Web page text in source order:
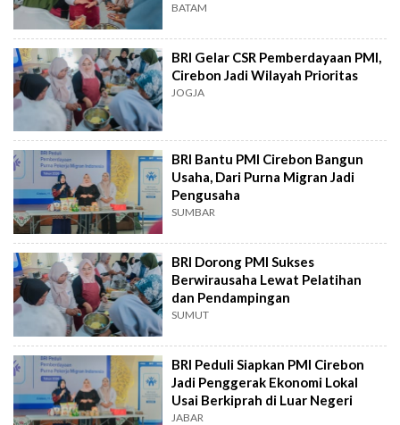
BATAM
BRI Gelar CSR Pemberdayaan PMI,
Cirebon Jadi Wilayah Prioritas
JOGJA
BRI Bantu PMI Cirebon Bangun
Usaha, Dari Purna Migran Jadi
Pengusaha
SUMBAR
BRI Dorong PMI Sukses
Berwirausaha Lewat Pelatihan
dan Pendampingan
SUMUT
BRI Peduli Siapkan PMI Cirebon
Jadi Penggerak Ekonomi Lokal
Usai Berkiprah di Luar Negeri
JABAR